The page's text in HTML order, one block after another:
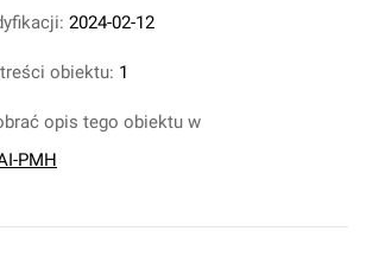
2024-02-12
obiektu: 1
opis tego obiektu w
PMH